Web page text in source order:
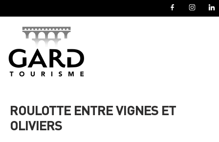
ROULOTTE ENTRE VIGNES ET
OLIVIERS